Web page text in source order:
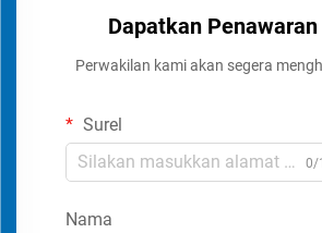
Dapatkan
Perwakilan kami akan segera
Surel
0/
Nama